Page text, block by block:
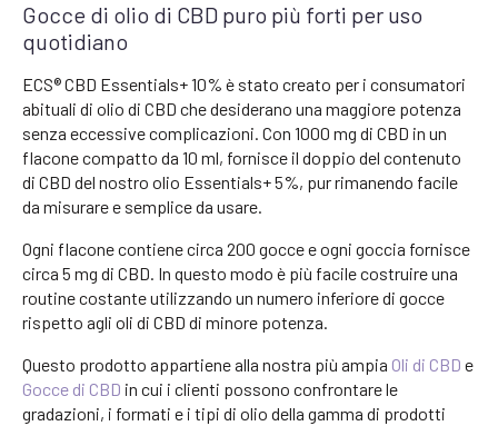
Gocce di olio di CBD puro più forti per uso
quotidiano
ECS® CBD Essentials+ 10% è stato creato per i consumatori
abituali di olio di CBD che desiderano una maggiore potenza
senza eccessive complicazioni. Con 1000 mg di CBD in un
flacone compatto da 10 ml, fornisce il doppio del contenuto
di CBD del nostro olio Essentials+ 5%, pur rimanendo facile
da misurare e semplice da usare.
Ogni flacone contiene circa 200 gocce e ogni goccia fornisce
circa 5 mg di CBD. In questo modo è più facile costruire una
routine costante utilizzando un numero inferiore di gocce
rispetto agli oli di CBD di minore potenza.
Questo prodotto appartiene alla nostra più ampia Oli di CBD e
Gocce di CBD in cui i clienti possono confrontare le
gradazioni, i formati e i tipi di olio della gamma di prodotti